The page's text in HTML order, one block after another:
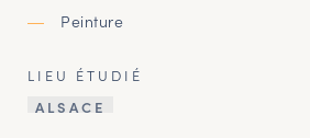
Peinture
LIEU ÉTUDIÉ
ALSACE